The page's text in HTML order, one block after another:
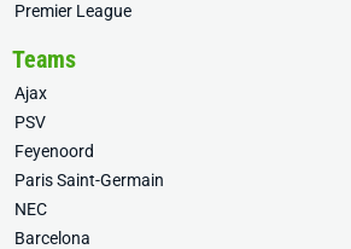
Premier League
Teams
Ajax
PSV
Feyenoord
Paris Saint-Germain
NEC
Barcelona